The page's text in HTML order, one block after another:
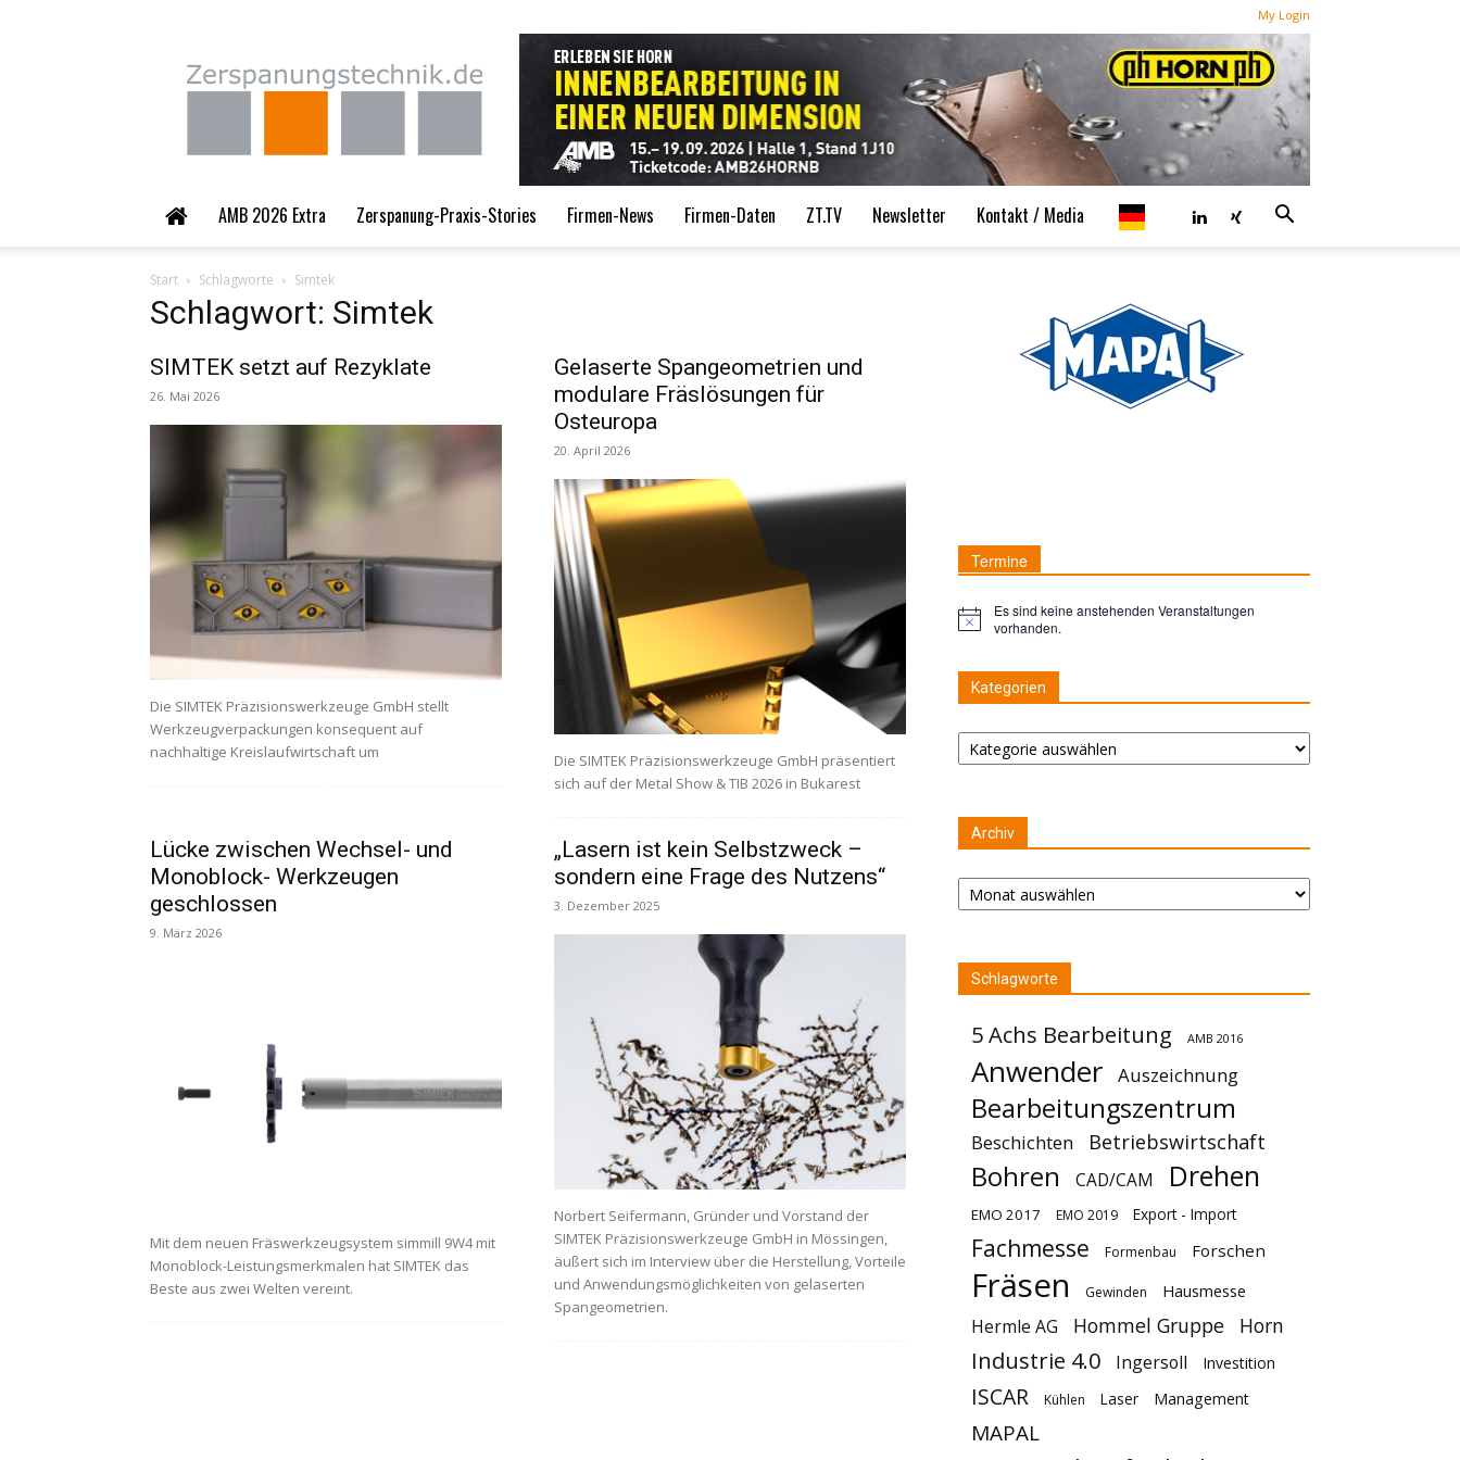
My Login
Zerspanungstechnik.de
AMB 2026 Extra Zerspanung-Praxis-Stories Firmen-News Firmen-Daten ZT.TV Newsletter Kontakt / Media
Start Schlagworte Simtek
Schlagwort: Simtek
SIMTEK setzt auf Rezyklate
26. Mai 2026
Die SIMTEK Präzisionswerkzeuge GmbH stellt
Werkzeugverpackungen konsequent auf
nachhaltige Kreislaufwirtschaft um
Gelaserte Spangeometrien und
modulare Fräslösungen für
Osteuropa
20. April 2026
Die SIMTEK Präzisionswerkzeuge GmbH präsentiert
sich auf der Metal Show & TIB 2026 in Bukarest
Lücke zwischen Wechsel- und
Monoblock- Werkzeugen
geschlossen
9. März 2026
Mit dem neuen Fräswerkzeugsystem simmill 9W4 mit
Monoblock-Leistungsmerkmalen hat SIMTEK das
Beste aus zwei Welten vereint.
„Lasern ist kein Selbstzweck –
sondern eine Frage des Nutzens“
3. Dezember 2025
Norbert Seifermann, Gründer und Vorstand der
SIMTEK Präzisionswerkzeuge GmbH in Mössingen,
äußert sich im Interview über die Herstellung, Vorteile
und Anwendungsmöglichkeiten von gelaserten
Spangeometrien.
Termine
Hinweis
Es sind keine anstehenden Veranstaltungen
vorhanden.
Kategorien
Kategorien
Archiv
Archiv
Schlagworte
5 Achs Bearbeitung AMB 2016
Anwender Auszeichnung
Bearbeitungszentrum
Beschichten Betriebswirtschaft
Bohren CAD/CAM Drehen
EMO 2017 EMO 2019 Export - Import
Fachmesse Formenbau Forschen
Fräsen Gewinden Hausmesse
Hermle AG Hommel Gruppe Horn
Industrie 4.0 Ingersoll Investition
ISCAR Kühlen Laser Management
MAPAL